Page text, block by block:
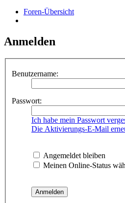
Foren-Übersicht
Anmelden
Benutzername:
Passwort:
Ich habe mein Passwort
Die Aktivierungs-E-Mail
Angemeldet bleiben
Meinen Online-Status